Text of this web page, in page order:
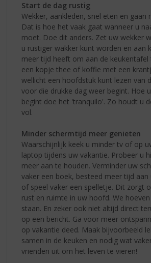
Start de dag rustig
Wekker, aankleden, snel eten en gaan
Dat is hoe het vaak gaat wanneer u
moet. Doe dit anders. Zet uw wekker
u rustiger wakker kunt worden en aan
meer tijd heeft om aan de keukentafel
een kopje thee of koffie met een
wellicht een hoofdstuk kunt lezen van
voor die drukke dag weer begint. Hoe
begint doe het 'tranquilo'. Zo houdt u
vol.
Minder schermtijd meer genieten
Waarschijnlijk keek u minder tv of op
laptop tijdens uw vakantie. Probeer u
meer aan te houden. Verminder uw
vaker een boek, besteed meer tijd
of speel vaker een spelletje. Dit zorgt
rust en ruimte in uw hoofd. We
staan. En zeker ook niet altijd direct
op een bericht. Ga voor meer
op vakantie deed. Maak bijvoorbeeld
samen in de keuken en nodig wat
vrienden uit om het leven te vieren!